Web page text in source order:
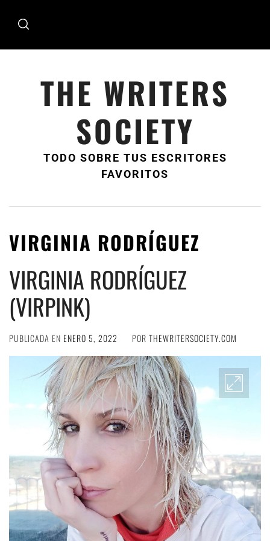
THE WRITERS
SOCIETY
TODO SOBRE TUS ESCRITORES
FAVORITOS
VIRGINIA RODRÍGUEZ
VIRGINIA RODRÍGUEZ
(VIRPINK)
PUBLICADA EN ENERO 5, 2022 POR THEWRITERSOCIETY.COM